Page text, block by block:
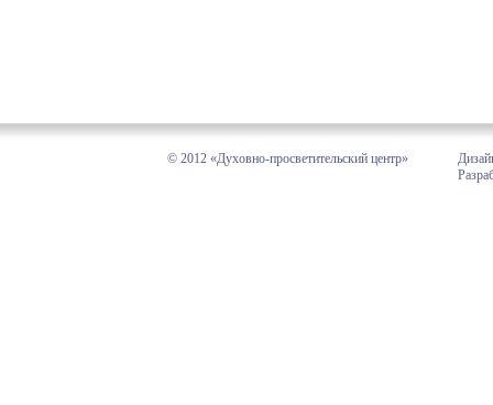
© 2012 «Духовно-просветительский центр»